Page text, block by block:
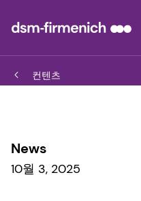
컨텐츠
News
10월 3, 2025